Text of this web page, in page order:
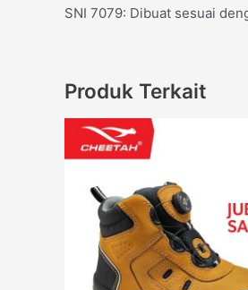
SNI 7079: Dibuat sesuai
Produk Terkait